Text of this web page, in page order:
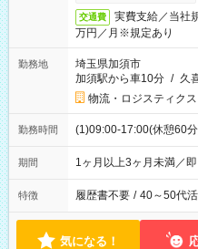
交通費
実費支給／当社
万円／月※規定あり
勤務地
埼玉県加須市
加須駅から車10分 / 久
物流・ロジスティクス
勤務時間 (1)09:00-17:00(休憩60
期間 1ヶ月以上3ヶ月未満／
特徴 履歴書不要 / 40～50代
気になる！